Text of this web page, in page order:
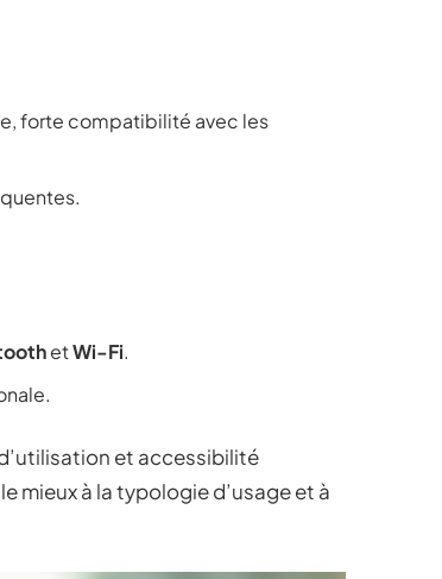
forte compatibilité avec les
etWi-Fi.
et accessibilité
mieux à la typologie d’usage et à